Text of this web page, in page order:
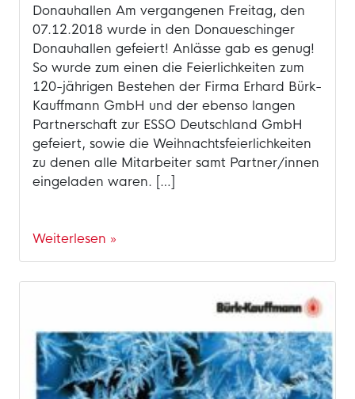
Donauhallen Am vergangenen Freitag, den
07.12.2018 wurde in den Donaueschinger
Donauhallen gefeiert! Anlässe gab es genug!
So wurde zum einen die Feierlichkeiten zum
120-jährigen Bestehen der Firma Erhard Bürk-
Kauffmann GmbH und der ebenso langen
Partnerschaft zur ESSO Deutschland GmbH
gefeiert, sowie die Weihnachtsfeierlichkeiten
zu denen alle Mitarbeiter samt Partner/innen
eingeladen waren. […]
Weiterlesen »